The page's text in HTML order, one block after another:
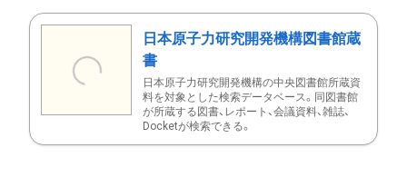
日本原子力研究開発機構図書館蔵
書
日本原子力研究開発機構の中央図書館所蔵資
料を対象とした検索データベース。同図書館
が所蔵する図書、レポート、会議資料、雑誌、
Docketが検索できる。